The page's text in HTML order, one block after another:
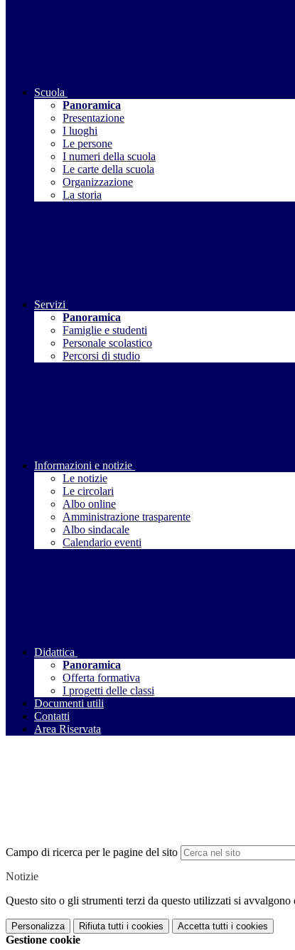
Scuola
Panoramica
Presentazione
I luoghi
Le persone
I numeri della scuola
Le carte della scuola
Organizzazione
La storia
Servizi
Panoramica
Famiglie e studenti
Personale scolastico
Percorsi di studio
Informazioni e notizie
Le notizie
Le circolari
Albo online
Amministrazione trasparente
Albo sindacale
Calendario eventi
Didattica
Panoramica
Offerta formativa
I progetti delle classi
Documenti utili
Contatti
Area Riservata
Campo di ricerca per le pagine del sito
Notizie
Questo sito o gli strumenti terzi da questo utilizzati si
Personalizza Rifiuta tutti i cookies Accetta tutti i cookies
Gestione cookie